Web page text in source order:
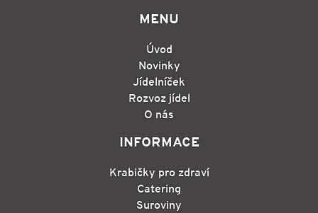
MENU
Úvod
Novinky
Jídelníček
Rozvoz jídel
O nás
INFORMACE
Krabičky pro zdraví
Catering
Suroviny